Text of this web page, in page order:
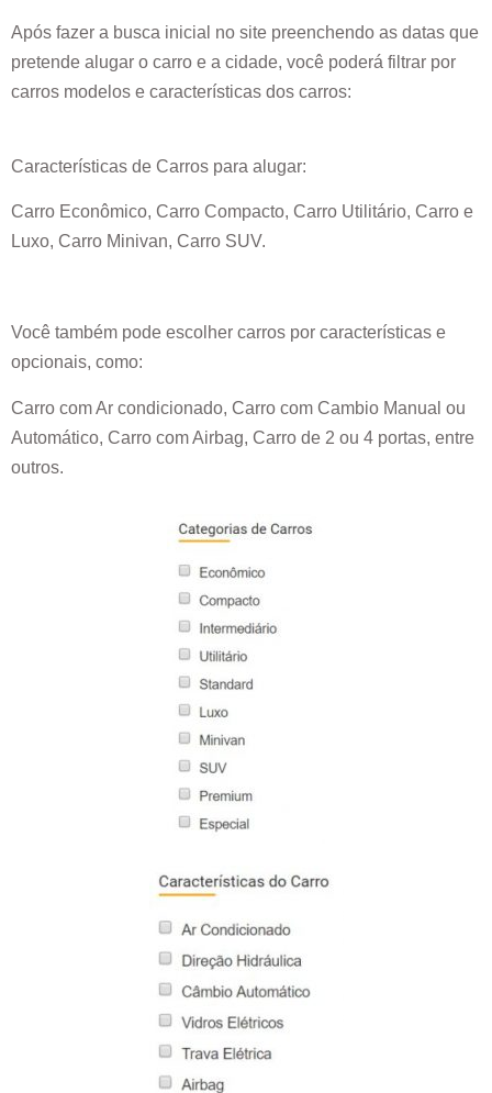
Após fazer a busca inicial no site preenchendo as datas que
pretende alugar o carro e a cidade, você poderá filtrar por
carros modelos e características dos carros:
Características de Carros para alugar:
Carro Econômico, Carro Compacto, Carro Utilitário, Carro e
Luxo, Carro Minivan, Carro SUV.
Você também pode escolher carros por características e
opcionais, como:
Carro com Ar condicionado, Carro com Cambio Manual ou
Automático, Carro com Airbag, Carro de 2 ou 4 portas, entre
outros.